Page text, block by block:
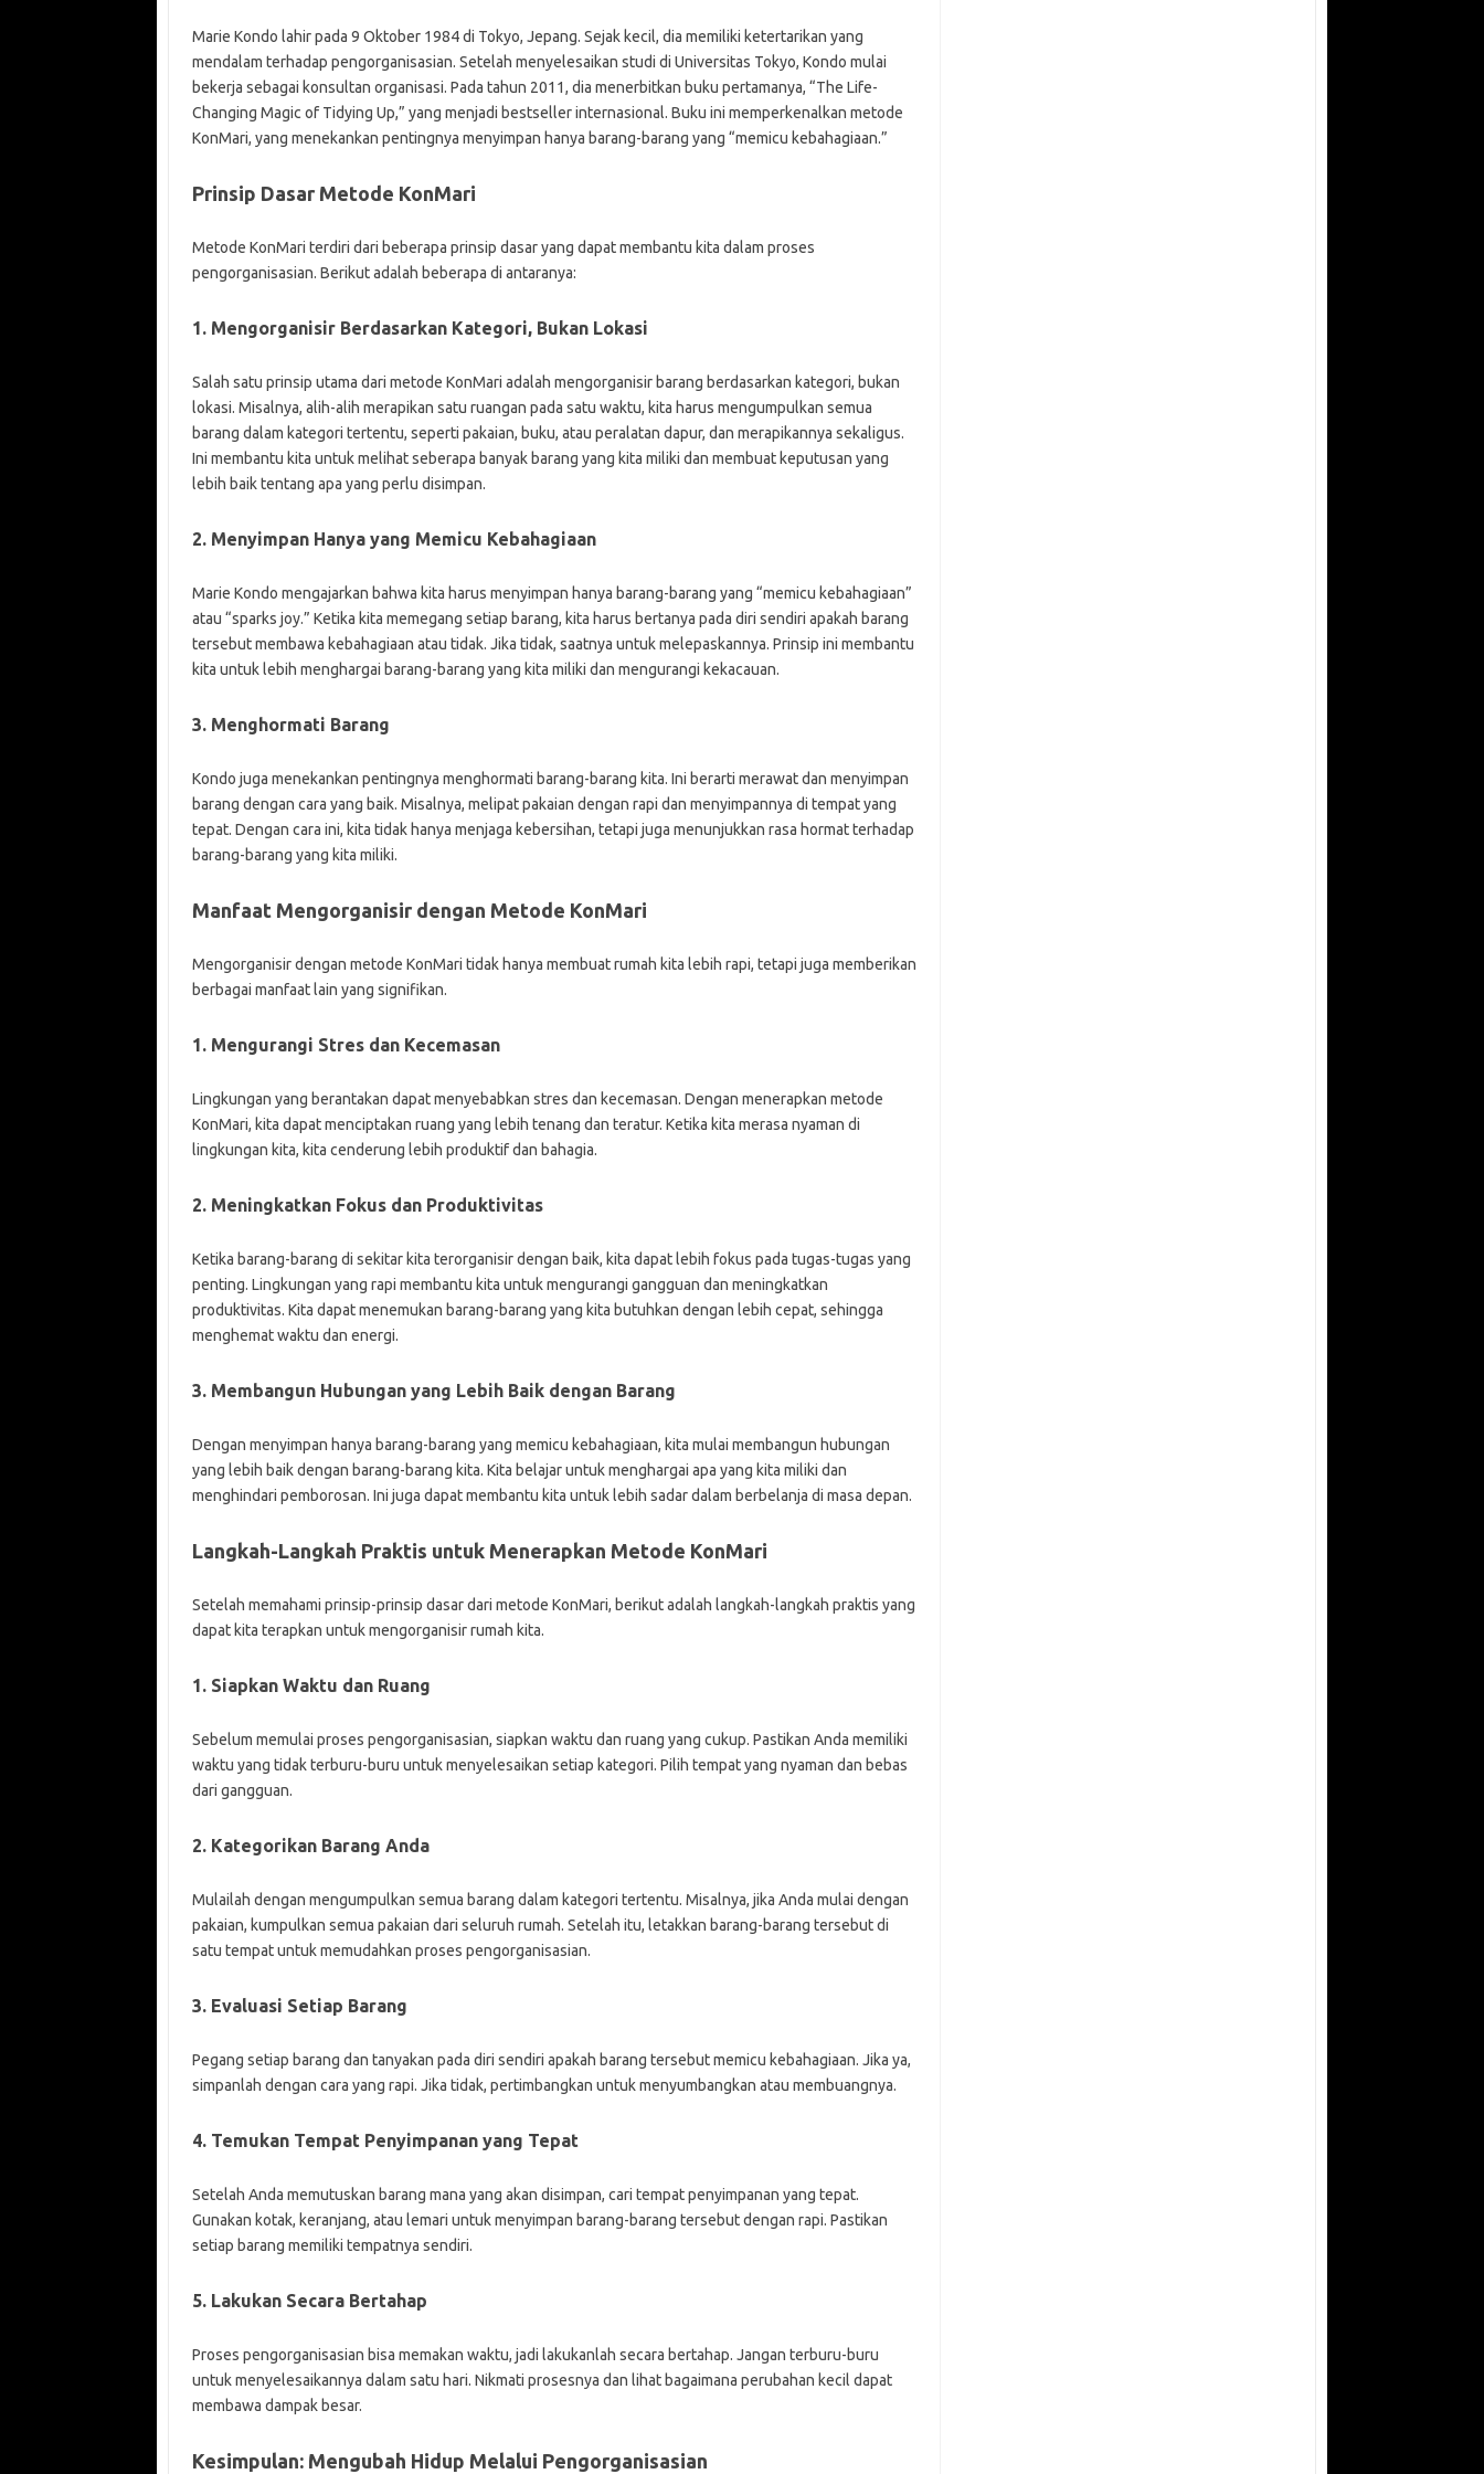
Marie Kondo lahir pada 9 Oktober 1984 di Tokyo, Jepang. Sejak kecil, dia memiliki ketertarikan yang
mendalam terhadap pengorganisasian. Setelah menyelesaikan studi di Universitas Tokyo, Kondo mulai
bekerja sebagai konsultan organisasi. Pada tahun 2011, dia menerbitkan buku pertamanya, “The Life-
Changing Magic of Tidying Up,” yang menjadi bestseller internasional. Buku ini memperkenalkan metode
KonMari, yang menekankan pentingnya menyimpan hanya barang-barang yang “memicu kebahagiaan.”
Prinsip Dasar Metode KonMari
Metode KonMari terdiri dari beberapa prinsip dasar yang dapat membantu kita dalam proses
pengorganisasian. Berikut adalah beberapa di antaranya:
1. Mengorganisir Berdasarkan Kategori, Bukan Lokasi
Salah satu prinsip utama dari metode KonMari adalah mengorganisir barang berdasarkan kategori, bukan
lokasi. Misalnya, alih-alih merapikan satu ruangan pada satu waktu, kita harus mengumpulkan semua
barang dalam kategori tertentu, seperti pakaian, buku, atau peralatan dapur, dan merapikannya sekaligus.
Ini membantu kita untuk melihat seberapa banyak barang yang kita miliki dan membuat keputusan yang
lebih baik tentang apa yang perlu disimpan.
2. Menyimpan Hanya yang Memicu Kebahagiaan
Marie Kondo mengajarkan bahwa kita harus menyimpan hanya barang-barang yang “memicu kebahagiaan”
atau “sparks joy.” Ketika kita memegang setiap barang, kita harus bertanya pada diri sendiri apakah barang
tersebut membawa kebahagiaan atau tidak. Jika tidak, saatnya untuk melepaskannya. Prinsip ini membantu
kita untuk lebih menghargai barang-barang yang kita miliki dan mengurangi kekacauan.
3. Menghormati Barang
Kondo juga menekankan pentingnya menghormati barang-barang kita. Ini berarti merawat dan menyimpan
barang dengan cara yang baik. Misalnya, melipat pakaian dengan rapi dan menyimpannya di tempat yang
tepat. Dengan cara ini, kita tidak hanya menjaga kebersihan, tetapi juga menunjukkan rasa hormat terhadap
barang-barang yang kita miliki.
Manfaat Mengorganisir dengan Metode KonMari
Mengorganisir dengan metode KonMari tidak hanya membuat rumah kita lebih rapi, tetapi juga memberikan
berbagai manfaat lain yang signifikan.
1. Mengurangi Stres dan Kecemasan
Lingkungan yang berantakan dapat menyebabkan stres dan kecemasan. Dengan menerapkan metode
KonMari, kita dapat menciptakan ruang yang lebih tenang dan teratur. Ketika kita merasa nyaman di
lingkungan kita, kita cenderung lebih produktif dan bahagia.
2. Meningkatkan Fokus dan Produktivitas
Ketika barang-barang di sekitar kita terorganisir dengan baik, kita dapat lebih fokus pada tugas-tugas yang
penting. Lingkungan yang rapi membantu kita untuk mengurangi gangguan dan meningkatkan
produktivitas. Kita dapat menemukan barang-barang yang kita butuhkan dengan lebih cepat, sehingga
menghemat waktu dan energi.
3. Membangun Hubungan yang Lebih Baik dengan Barang
Dengan menyimpan hanya barang-barang yang memicu kebahagiaan, kita mulai membangun hubungan
yang lebih baik dengan barang-barang kita. Kita belajar untuk menghargai apa yang kita miliki dan
menghindari pemborosan. Ini juga dapat membantu kita untuk lebih sadar dalam berbelanja di masa depan.
Langkah-Langkah Praktis untuk Menerapkan Metode KonMari
Setelah memahami prinsip-prinsip dasar dari metode KonMari, berikut adalah langkah-langkah praktis yang
dapat kita terapkan untuk mengorganisir rumah kita.
1. Siapkan Waktu dan Ruang
Sebelum memulai proses pengorganisasian, siapkan waktu dan ruang yang cukup. Pastikan Anda memiliki
waktu yang tidak terburu-buru untuk menyelesaikan setiap kategori. Pilih tempat yang nyaman dan bebas
dari gangguan.
2. Kategorikan Barang Anda
Mulailah dengan mengumpulkan semua barang dalam kategori tertentu. Misalnya, jika Anda mulai dengan
pakaian, kumpulkan semua pakaian dari seluruh rumah. Setelah itu, letakkan barang-barang tersebut di
satu tempat untuk memudahkan proses pengorganisasian.
3. Evaluasi Setiap Barang
Pegang setiap barang dan tanyakan pada diri sendiri apakah barang tersebut memicu kebahagiaan. Jika ya,
simpanlah dengan cara yang rapi. Jika tidak, pertimbangkan untuk menyumbangkan atau membuangnya.
4. Temukan Tempat Penyimpanan yang Tepat
Setelah Anda memutuskan barang mana yang akan disimpan, cari tempat penyimpanan yang tepat.
Gunakan kotak, keranjang, atau lemari untuk menyimpan barang-barang tersebut dengan rapi. Pastikan
setiap barang memiliki tempatnya sendiri.
5. Lakukan Secara Bertahap
Proses pengorganisasian bisa memakan waktu, jadi lakukanlah secara bertahap. Jangan terburu-buru
untuk menyelesaikannya dalam satu hari. Nikmati prosesnya dan lihat bagaimana perubahan kecil dapat
membawa dampak besar.
Kesimpulan: Mengubah Hidup Melalui Pengorganisasian